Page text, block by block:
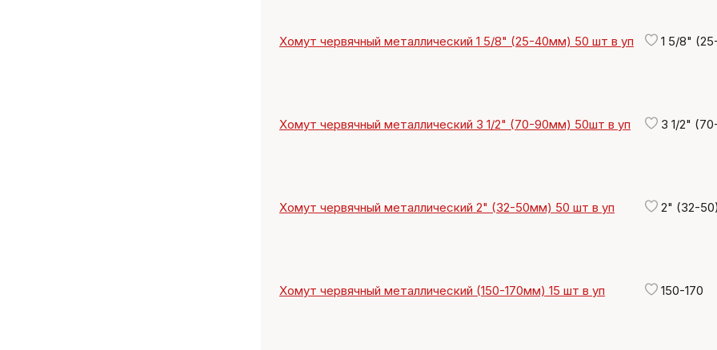
Хомут червячный металлический 1 5/8" (25-40мм) 50 шт в уп 1 5/8"
Хомут червячный металлический 3 1/2" (70-90мм) 50шт в уп 3 1/2"
Хомут червячный металлический 2" (32-50мм) 50 шт в уп 2" (32-
Хомут червячный металлический (150-170мм) 15 шт в уп 150-170